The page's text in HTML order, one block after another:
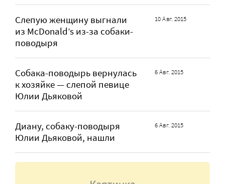
Слепую женщину выгнали
из McDonald’s из-за собаки-
поводыря
10 Авг. 2015
Собака-поводырь вернулась
к хозяйке — слепой певице
Юлии Дьяковой
6 Авг. 2015
Диану, собаку-поводыря
Юлии Дьяковой, нашли
6 Авг. 2015